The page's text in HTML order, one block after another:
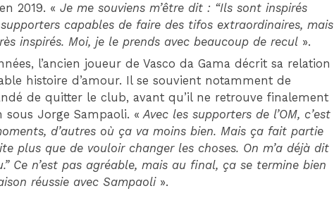
2019. « Je me souviens m’être dit : “Ils sont inspirés
capables de faire des tifos extraordinaires, mais
inspirés. Moi, je le prends avec beaucoup de recul ».
l’ancien joueur de Vasco da Gama décrit sa relation
histoire d’amour. Il se souvient notamment de
de quitter le club, avant qu’il ne retrouve finalement
Jorge Sampaoli. « Avec les supporters de l’OM, c’est
d’autres où ça va moins bien. Mais ça fait partie
plus que de vouloir changer les choses. On m’a déjà dit
Ce n’est pas agréable, mais au final, ça se termine bien
réussie avec Sampaoli».